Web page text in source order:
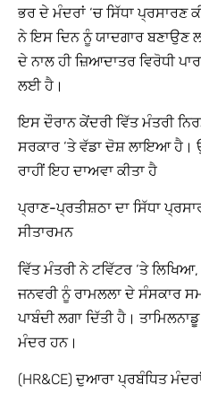
ਭਰ ਦੇ ਮੰਦਰਾਂ ‘ਚ ਸਿੱਧਾ ਪ੍ਰਸਾਰਣ
ਨੇ ਇਸ ਦਿਨ ਨੂੰ ਯਾਦਗਾਰ
ਦੇ ਨਾਲ ਹੀ ਜ਼ਿਆਦਾਤਰ ਵਿਰੋਧੀ
ਲਈ ਹੈ।
ਇਸ ਦੌਰਾਨ ਕੇਂਦਰੀ ਵਿੱਤ ਮੰਤਰੀ
ਸਰਕਾਰ ‘ਤੇ ਵੱਡਾ ਦੋਸ਼ ਲਾਇਆ ਹੈ।
ਰਾਹੀਂ ਇਹ ਦਾਅਵਾ ਕੀਤਾ ਹੈ
ਪ੍ਰਾਣ-ਪ੍ਰਤੀਸ਼ਠਾ ਦਾ ਸਿੱਧਾ
ਸੀਤਾਰਮਨ
ਵਿੱਤ ਮੰਤਰੀ ਨੇ ਟਵਿੱਟਰ ‘ਤੇ
ਜਨਵਰੀ ਨੂੰ ਰਾਮਲਲਾ ਦੇ ਸੰਸਕਾਰ
ਪਾਬੰਦੀ ਲਗਾ ਦਿੱਤੀ ਹੈ।
ਮੰਦਰ ਹਨ।
(HR&CE) ਦੁਆਰਾ ਪ੍ਰਬੰਧਿਤ